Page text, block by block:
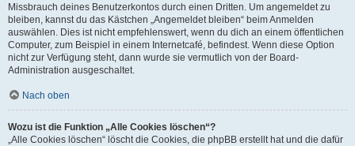
Missbrauch deines Benutzerkontos durch einen Dritten. Um angemeldet zu
bleiben, kannst du das Kästchen „Angemeldet bleiben“ beim Anmelden
auswählen. Dies ist nicht empfehlenswert, wenn du dich an einem öffentlichen
Computer, zum Beispiel in einem Internetcafé, befindest. Wenn diese Option
nicht zur Verfügung steht, dann wurde sie vermutlich von der Board-
Administration ausgeschaltet.
Nach oben
Wozu ist die Funktion „Alle Cookies löschen“?
„Alle Cookies löschen“ löscht die Cookies, die phpBB erstellt hat und die dafür